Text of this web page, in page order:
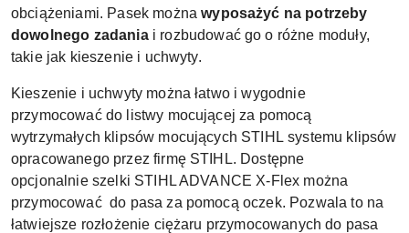
obciążeniami. Pasek można wyposażyć na potrzeby
dowolnego zadania i rozbudować go o różne moduły,
takie jak kieszenie i uchwyty.
Kieszenie i uchwyty można łatwo i wygodnie
przymocować do listwy mocującej za pomocą
wytrzymałych klipsów mocujących STIHL systemu klipsów
opracowanego przez firmę STIHL. Dostępne
opcjonalnie szelki STIHL ADVANCE X-Flex można
przymocować do pasa za pomocą oczek. Pozwala to na
łatwiejsze rozłożenie ciężaru przymocowanych do pasa